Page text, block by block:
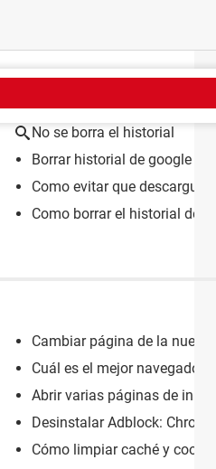
No se borra el historial
Borrar historial de google
Como evitar que
Como borrar el historial de
Cambiar página de la nueva
Cuál es el mejor navegador
Abrir varias páginas de
Desinstalar Adblock:
Cómo limpiar caché y